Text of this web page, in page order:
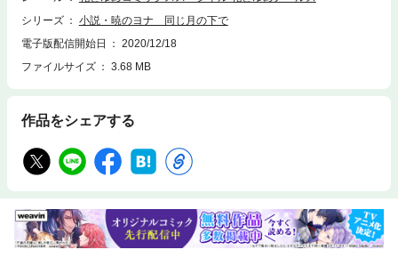
シリーズ
小説・暁のヨナ 同じ月の下で
電子版配信開始日
2020/12/18
ファイルサイズ
3.68 MB
作品をシェアする